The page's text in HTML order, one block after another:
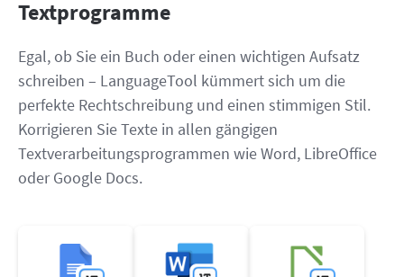
Textprogramme
Egal, ob Sie ein Buch oder einen wichtigen Aufsatz
schreiben – LanguageTool kümmert sich um die
perfekte Rechtschreibung und einen stimmigen Stil.
Korrigieren Sie Texte in allen gängigen
Textverarbeitungsprogrammen wie Word, LibreOffice
oder Google Docs.